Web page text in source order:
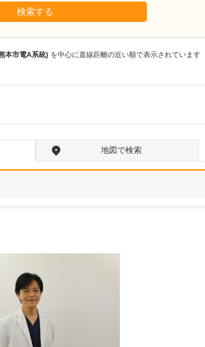
検索する
本市電A系統) を中心に直線距離の近い順で表示されています
地図で検索
下田内科医院
下田 隆也院長取材記事
正直に症状を伝えてもら
うことで、疾患の早期発
見に努めることを第一と
し…